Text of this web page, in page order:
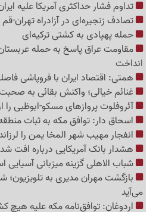
تداوم فشار حداکثری آمریکا علیه
تصادف زنجیره‌ای در آزادراه تهران-قم
حمله پهپادی به کشتی ترکیه‌ای
مقاومت عراق پاسخ به حمله عربستان
انداخت
همتی: اقتصاد ایران با فروپاشی
غنائم خیالی؛ واکنش بقائی به
آئروفلوت پروازهای مسکو-ابوظبی را
اسحاق دار: توافق مکه به ثبات
انفجار مهیب شهر المخا یمن را
هشدار بانک آمریکایی درباره افت
شباب الاهلی گزینه میزبانی آسیایی
بازگشت مهران مدیری به
می‌آید
اردوغان: توافق‌نامه مکه علیه